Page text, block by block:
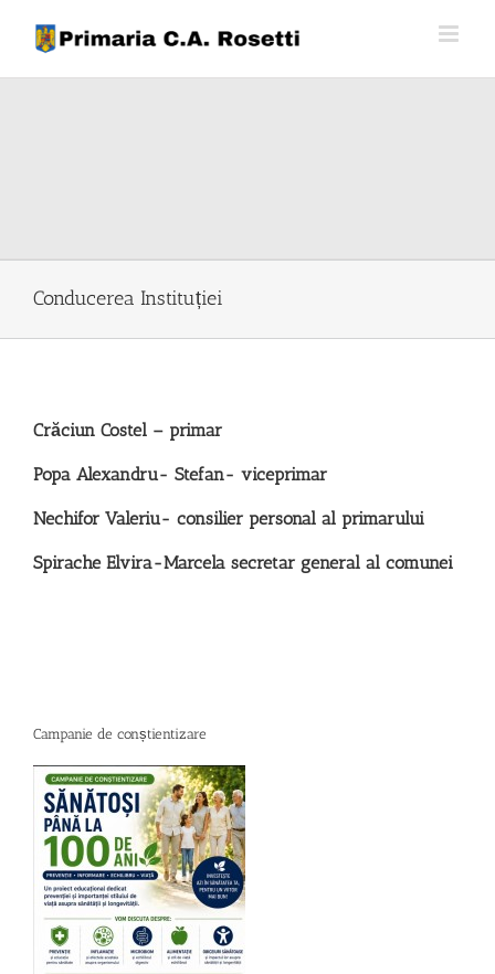
content
Conducerea Instituției
Crăciun Costel – primar
Popa Alexandru- Stefan- viceprimar
Nechifor Valeriu- consilier personal al primarului
Spirache Elvira-Marcela secretar general al comunei
Campanie de conștientizare